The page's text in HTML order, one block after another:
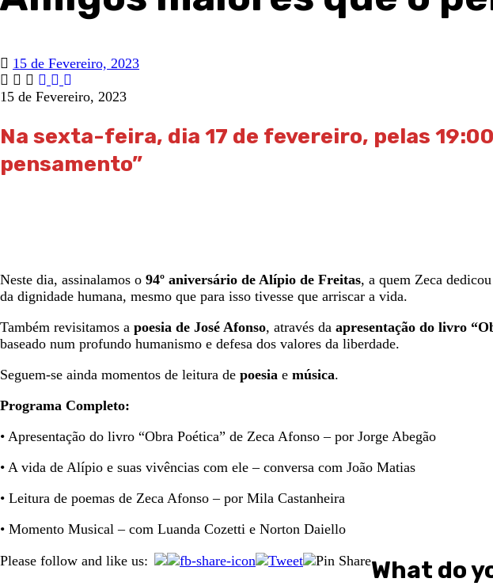
15 de Fevereiro, 2023
15 de Fevereiro, 2023
Na sexta-feira, dia 17 de fevereiro, pelas
pensamento”
Neste dia, assinalamos o 94º aniversário de Alípio de Freitas, a quem Zeca
da dignidade humana, mesmo que para isso tivesse que arriscar a vida.
Também revisitamos a poesia de José Afonso, através da apresentação do livro
baseado num profundo humanismo e defesa dos valores da liberdade.
Seguem-se ainda momentos de leitura de poesia e música.
Programa Completo:
• Apresentação do livro “Obra Poética” de Zeca Afonso – por Jorge Abegão
• A vida de Alípio e suas vivências com ele – conversa com João Matias
• Leitura de poemas de Zeca Afonso – por Mila Castanheira
• Momento Musical – com Luanda Cozetti e Norton Daiello
Please follow and like us: What do